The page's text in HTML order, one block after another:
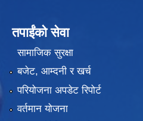
तपाईंको सेवा
सामाजिक सुरक्षा
बजेट, आम्दनी र खर्च
परियोजना अपडेट रिपोर्ट
वर्तमान योजना